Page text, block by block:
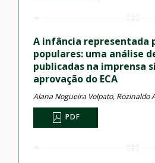
A infância representada
populares: uma análise
publicadas na imprensa
aprovação do ECA
Alana Nogueira Volpato, Rozinaldo
PDF